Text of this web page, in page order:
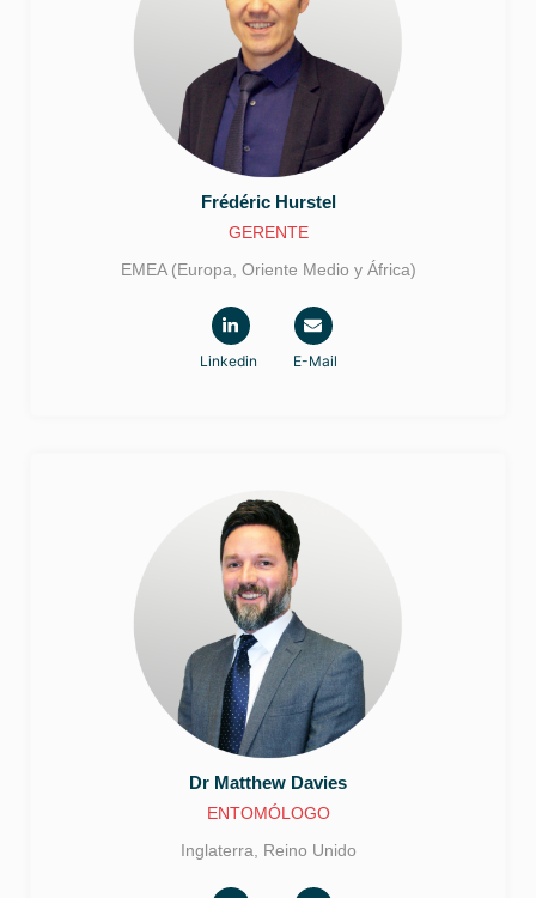
FrédéricHurstel
GERENTE
EMEA (Europa, Oriente Medio y África)
Linkedin E-Mail
Dr Matthew Davies
ENTOMÓLOGO
Inglaterra, Reino Unido